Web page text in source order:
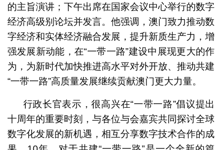
的主旨演讲；下午出席在国家会议中心举行的数字
经济高级别论坛并发言。他强调，澳门致力推动数
字经济和实体经济融合发展，提升新质生产力，增
强发展新动能，在“一带一路”建设中展现更大的作
为，为新时代加快推进高水平对外开放、推动共建
“一带一路”高质量发展继续贡献澳门更大力量。
行政长官表示，很高兴在“一带一路”倡议提出
十周年的重要时刻，与各位与会嘉宾共同探讨全球
数字化发展的新机遇，相互分享数字技术合作的成